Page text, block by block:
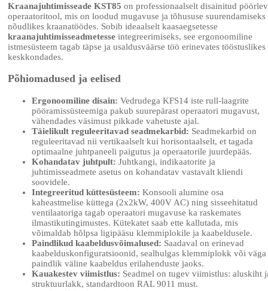
Kraanajuhtimisseade KST85 on professionaalselt disainitud pöörlev
operaatoritool, mis on loodud mugavuse ja tõhususe suurendamiseks
nõudlikes kraanatöödes. Sobib ideaalselt kaasaegsetesse
kraanajuhtimisseadmetesse integreerimiseks, see ergonoomiline
istmesüsteem tagab täpse ja usaldusväärse töö erinevates tööstuslikes
keskkondades.
Põhiomadused ja eelised
Ergonoomiline disain: Vedrudega KFS14 iste rull-laagrite
pööramissüsteemiga pakub suurepärast operaatori mugavust,
vähendades väsimust pikkade vahetuste ajal.
Täielikult reguleeritavad seadmekarbid: Seadmekarbid on
reguleeritavad nii vertikaalselt kui horisontaalselt, et tagada
optimaalne juhtpaneeli paigutus ja operaatorile juurdepääs.
Kohandatav juhtpult: Juhtkangi, indikaatorite ja
juhtimisseadmete asetus on kohandatav vastavalt kliendi
soovidele.
Integreeritud küttesüsteem: Konsooli alumine osa
kaheastmelise küttega (2x2kW, 400V AC) ning sisseehitatud
ventilaatoriga tagab operaatori mugavuse ka raskemates
ilmastikutingimustes. Kütekatet saab ette kallutada, mis
võimaldab hõlpsa ligipääsu klemmiplokile ja kaabeldusele.
Paindlikud kaabeldusvõimalused: Saadaval on erinevad
kaabelduskonfiguratsioonid, sealhulgas klemmiplokk või väga
paindlik väline kaabeldus erilahenduste jaoks.
Kauakestev viimistlus: Seadmel on tugev viimistlus: aluskiht
struktuurlakk, standardtoon RAL 9011 must.